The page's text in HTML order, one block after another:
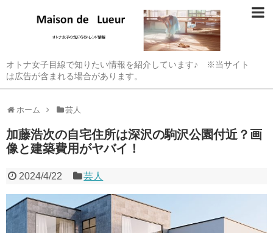
オトナ女子目線で知りたい情報を紹介しています♪ ※当サイト
は広告が含まれる場合があります。
ホーム 芸人
加藤浩次の自宅住所は深沢の駒沢公園付近？画
像と建築費用がヤバイ！
2024/4/22 芸人